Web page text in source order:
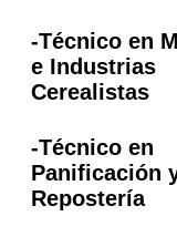
-Técnico en
e Industrias
Cerealistas
-Técnico en
Panificación
Repostería